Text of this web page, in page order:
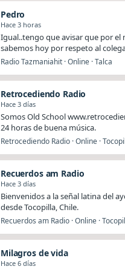
Pedro
Hace 3 horas
Igual..tengo que avisar que por
sabemos hoy por respeto al
Radio Tazmaniahit · Online · Talca
Retrocediendo Radio
Hace 3 días
Somos Old School
24 horas de buena música.
Retrocediendo Radio · Online ·
Recuerdos am Radio
Hace 3 días
Bienvenidos a la señal latina del
desde Tocopilla, Chile.
Recuerdos am Radio · Online ·
Milagros de vida
Hace 6 días